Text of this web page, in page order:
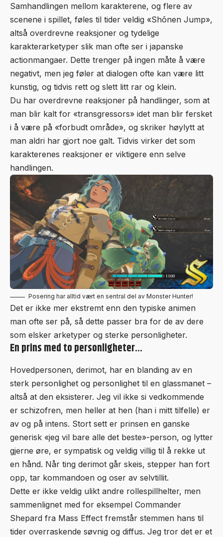
Samhandlingen mellom karakterene, og flere av
scenene i spillet, føles til tider veldig «Shōnen Jump»,
altså overdrevne reaksjoner og tydelige
karakterarketyper slik man ofte ser i japanske
actionmangaer. Dette trenger på ingen måte å være
negativt, men jeg føler at dialogen ofte kan være litt
kunstig, og tidvis rett og slett litt rar og klein.
Du har overdrevne reaksjoner på handlinger, som at
man blir kalt for «transgressors» idet man blir fersket
i å være på «forbudt område», og skriker høylytt at
man aldri har gjort noe galt. Tidvis virker det som
karakterenes reaksjoner er viktigere enn selve
handlingen.
Posering har alltid vært en sentral del av Monster Hunter!
Det er ikke mer ekstremt enn den typiske animen
man ofte ser på, så dette passer bra for de av dere
som elsker arketyper og sterke personligheter.
En prins med to personligheter…
Hovedpersonen, derimot, har en blanding av en
sterk personlighet og personlighet til en glassmanet –
altså at den eksisterer. Jeg vil ikke si vedkommende
er schizofren, men heller at hen (han i mitt tilfelle) er
av og på intens. Stort sett er prinsen en ganske
generisk «jeg vil bare alle det beste»-person, og lytter
gjerne øre, er sympatisk og veldig villig til å rekke ut
en hånd. Når ting derimot går skeis, stepper han fort
opp, tar kommandoen og oser av selvtillit.
Dette er ikke veldig ulikt andre rollespillhelter, men
sammenlignet med for eksempel Commander
Shepard fra Mass Effect fremstår stemmen hans til
tider overraskende søvnig og diffus. Jeg tror det er et